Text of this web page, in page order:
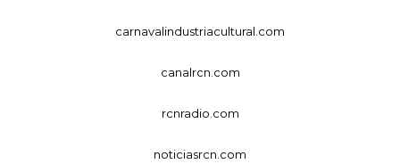
carnavalindustriacultural.com
canalrcn.com
rcnradio.com
noticiasrcn.com